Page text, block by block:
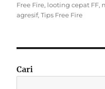
on
Free Fire, looting cepat FF,
agresif,Tips Free Fire
Cari